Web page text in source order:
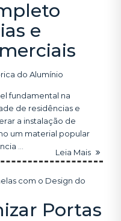
e
do Alumínio
fundamental na
de residências e
a instalação de
um material popular
...
Leia Mais
Portas